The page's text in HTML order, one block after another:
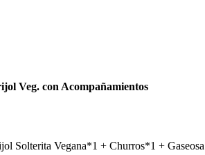
Veg. con Acompañamientos
Solterita Vegana*1 + Churros*1 + Gaseosa